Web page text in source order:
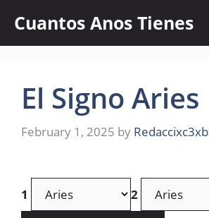
content
Cuantos Anos Tienes
El Signo Aries
February 1, 2025 by
1 2